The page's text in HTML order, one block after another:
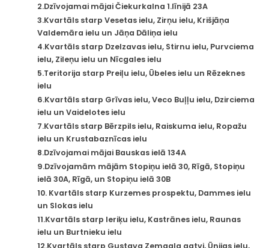
2.Dzīvojamai mājai Čiekurkalna 1.līnijā 23A
3.Kvartāls starp Vesetas ielu, Zirņu ielu, Krišjāņa
Valdemāra ielu un Jāņa Dāliņa ielu
4.Kvartāls starp Dzelzavas ielu, Stirnu ielu, Purvciema
ielu, Zileņu ielu un Nīcgales ielu
5.Teritorija starp Preiļu ielu, Ūbeles ielu un Rēzeknes
ielu
6.Kvartāls starp Grīvas ielu, Veco Buļļu ielu, Dzirciema
ielu un Vaidelotes ielu
7.Kvartāls starp Bērzpils ielu, Raiskuma ielu, Ropažu
ielu un Krustabaznīcas ielu
8.Dzīvojamai mājai Bauskas ielā 134A
9.Dzīvojamām mājām Stopiņu ielā 30, Rīgā, Stopiņu
ielā 30A, Rīgā, un Stopiņu ielā 30B
10. Kvartāls starp Kurzemes prospektu, Dammes ielu
un Slokas ielu
11.Kvartāls starp Ieriķu ielu, Kastrānes ielu, Raunas
ielu un Burtnieku ielu
12.Kvartāls starp Gustava Zemgala gatvi, Ūnijas ielu,